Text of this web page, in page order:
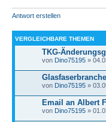
Antwort erstellen
VERGLEICHBARE THEMEN
TKG-
von Dino75195 »
von Dino75195 »
Email an Albert
von Dino75195 »